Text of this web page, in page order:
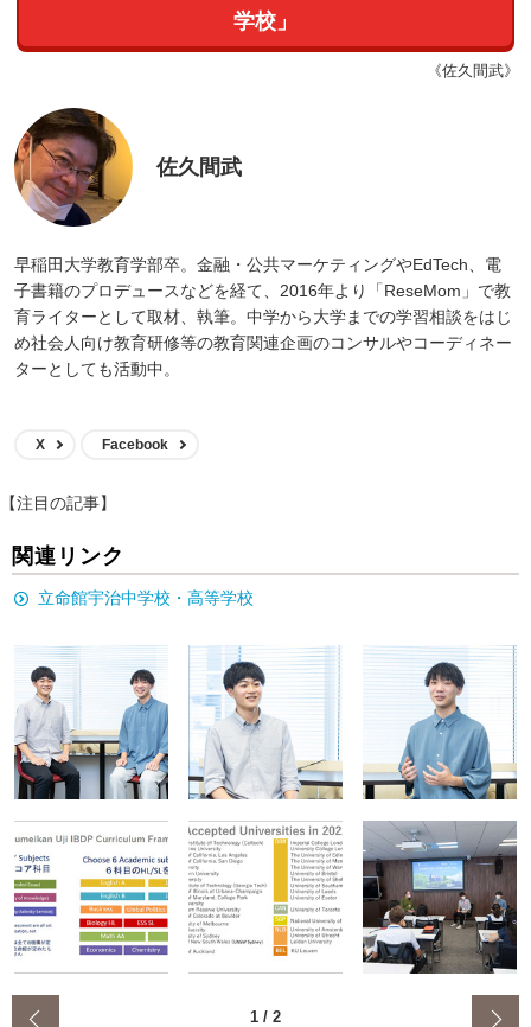
学校」
《佐久間武》
佐久間武
早稲田大学教育学部卒。金融・公共マーケティングやEdTech、電
子書籍のプロデュースなどを経て、2016年より「ReseMom」で教
育ライターとして取材、執筆。中学から大学までの学習相談をはじ
め社会人向け教育研修等の教育関連企画のコンサルやコーディネー
ターとしても活動中。
X Facebook
【注目の記事】
関連リンク
立命館宇治中学校・高等学校
1 / 2